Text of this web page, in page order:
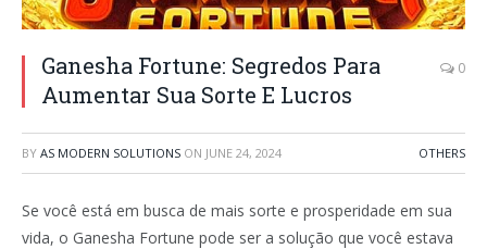
Ganesha Fortune: Segredos Para
Aumentar Sua Sorte E Lucros
0
BY AS MODERN SOLUTIONS ON JUNE 24, 2024 OTHERS
Se você está em busca de mais sorte e prosperidade em sua
vida, o Ganesha Fortune pode ser a solução que você estava